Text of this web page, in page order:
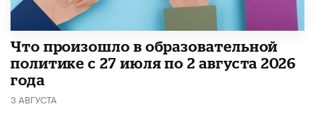
​Что произошло в образовательной
политике с 27 июля по 2 августа 2026
года
3 АВГУСТА